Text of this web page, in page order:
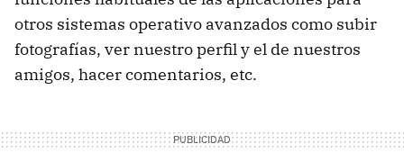
otros sistemas operativo avanzados como subir
fotografías, ver nuestro perfil y el de nuestros
amigos, hacer comentarios, etc.